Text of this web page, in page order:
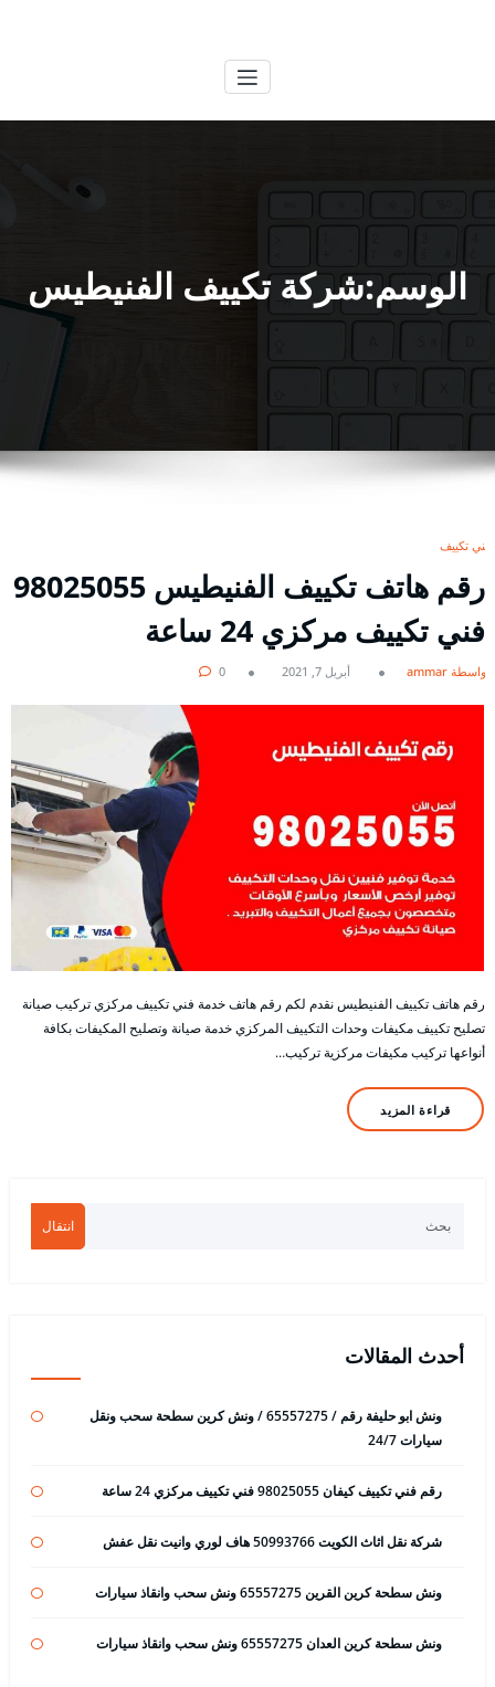
الوسم:شركة تكييف الفنيطيس
فني تكييف
رقم هاتف تكييف الفنيطيس 98025055
فني تكييف مركزي 24 ساعة
بواسطة ammar أبريل 7, 2021 0
رقم هاتف تكييف الفنيطيس نقدم لكم رقم هاتف خدمة فني تكييف مركزي تركيب صيانة
تصليح تكييف مكيفات وحدات التكييف المركزي خدمة صيانة وتصليح المكيفات بكافة
أنواعها تركيب مكيفات مركزية تركيب…
قراءة المزيد
انتقال
أحدث المقالات
ونش ابو حليفة رقم / 65557275 / ونش كرين سطحة سحب ونقل
سيارات 24/7
رقم فني تكييف كيفان 98025055 فني تكييف مركزي 24 ساعة
شركة نقل اثاث الكويت 50993766 هاف لوري وانيت نقل عفش
ونش سطحة كرين القرين 65557275 ونش سحب وانقاذ سيارات
ونش سطحة كرين العدان 65557275 ونش سحب وانقاذ سيارات